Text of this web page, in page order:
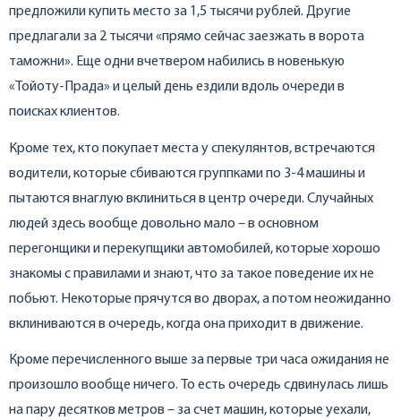
предложили купить место за 1,5 тысячи рублей. Другие
предлагали за 2 тысячи «прямо сейчас заезжать в ворота
таможни». Еще одни вчетвером набились в новенькую
«Тойоту-Прада» и целый день ездили вдоль очереди в
поисках клиентов.
Кроме тех, кто покупает места у спекулянтов, встречаются
водители, которые сбиваются группками по 3-4 машины и
пытаются внаглую вклиниться в центр очереди. Случайных
людей здесь вообще довольно мало – в основном
перегонщики и перекупщики автомобилей, которые хорошо
знакомы с правилами и знают, что за такое поведение их не
побьют. Некоторые прячутся во дворах, а потом неожиданно
вклиниваются в очередь, когда она приходит в движение.
Кроме перечисленного выше за первые три часа ожидания не
произошло вообще ничего. То есть очередь сдвинулась лишь
на пару десятков метров – за счет машин, которые уехали,